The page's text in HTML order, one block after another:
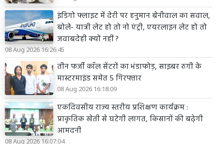
इंडिगो फ्लाइट में देरी पर हनुमान बेनीवाल का सवाल,
बोले- यात्री लेट हो तो नो एंट्री, एयरलाइन लेट हो तो
जवाबदेही क्यों नहीं ?
08 Aug 2026 16:26:45
तीन फर्जी कॉल सेंटरों का भंडाफोड़, साइबर ठगी के
मास्टरमाइंड समेत 5 गिरफ्तार
08 Aug 2026 16:18:09
एकदिवसीय राज्य स्तरीय प्रशिक्षण कार्यक्रम :
प्राकृतिक खेती से घटेगी लागत, किसानों की बढ़ेगी
आमदनी
08 Aug 2026 16:07:04